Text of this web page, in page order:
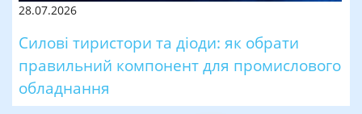
28.07.2026
Силові тиристори та діоди: як обрати
правильний компонент для промислового
обладнання